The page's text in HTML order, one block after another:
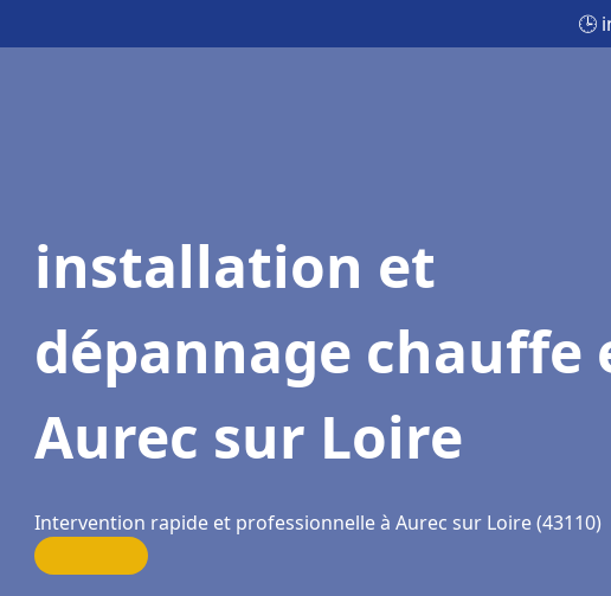
🕒
installation et
dépannage chauffe
Aurec sur Loire
Intervention rapide et professionnelle à Aurec sur Loire (43110)